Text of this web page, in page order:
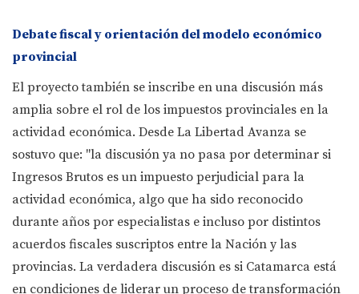
Debate fiscal y orientación del modelo económico
provincial
El proyecto también se inscribe en una discusión más
amplia sobre el rol de los impuestos provinciales en la
actividad económica. Desde La Libertad Avanza se
sostuvo que: "la discusión ya no pasa por determinar si
Ingresos Brutos es un impuesto perjudicial para la
actividad económica, algo que ha sido reconocido
durante años por especialistas e incluso por distintos
acuerdos fiscales suscriptos entre la Nación y las
provincias. La verdadera discusión es si Catamarca está
en condiciones de liderar un proceso de transformación